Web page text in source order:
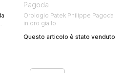
Pagoda
Orologio Patek Philippe Pagoda
in oro giallo
Questo articolo è stato venduto